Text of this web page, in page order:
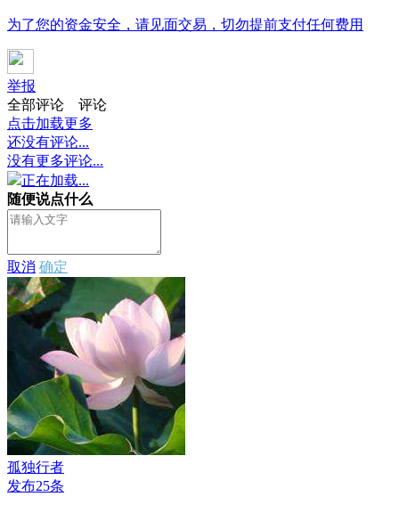
为了您的资金安全，请见面交易，切勿提前支付任何费用
举报
全部评论
评论
点击加载更多
还没有评论...
没有更多评论...
正在加载...
随便说点什么
取消 确定
孤独行者
发布25条